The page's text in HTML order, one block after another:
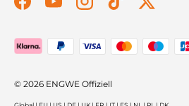
FacebookYouTubeInstagramTikTokTwitter
Zahlungsmethoden akzeptiert
© 2026 ENGWE Offiziell